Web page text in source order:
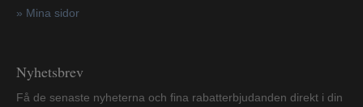
» Mina sidor
Nyhetsbrev
Få de senaste nyheterna och fina rabatterbjudanden direkt i din